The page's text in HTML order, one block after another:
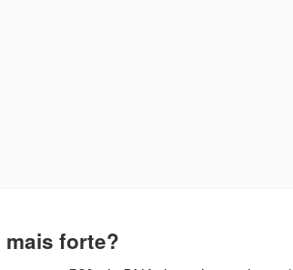
mais forte?